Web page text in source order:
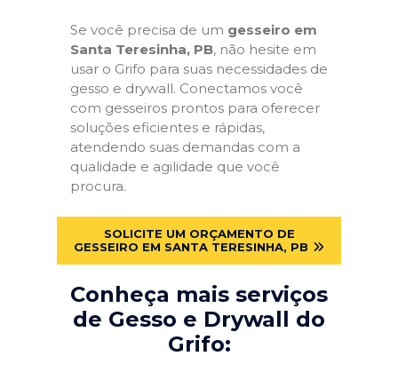
Se você precisa de um gesseiro em
Santa Teresinha, PB, não hesite em
usar o Grifo para suas necessidades de
gesso e drywall. Conectamos você
com gesseiros prontos para oferecer
soluções eficientes e rápidas,
atendendo suas demandas com a
qualidade e agilidade que você
procura.
SOLICITE UM ORÇAMENTO DE
GESSEIRO EM SANTA TERESINHA, PB
Conheça mais serviços
de Gesso e Drywall do
Grifo: